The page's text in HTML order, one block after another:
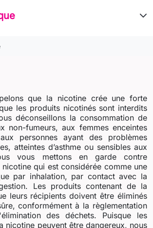
que la nicotine crée une forte
les produits nicotinés sont interdits
déconseillons la consommation de
non-fumeurs, aux femmes enceintes
personnes ayant des problèmes
atteintes d’asthme ou sensibles aux
vous mettons en garde contre
nicotine qui est considérée comme une
par inhalation, par contact avec la
Les produits contenant de la
leurs récipients doivent être éliminés
conformément à la règlementation
des déchets. Puisque les
nicotine peuvent être dangereux, nous